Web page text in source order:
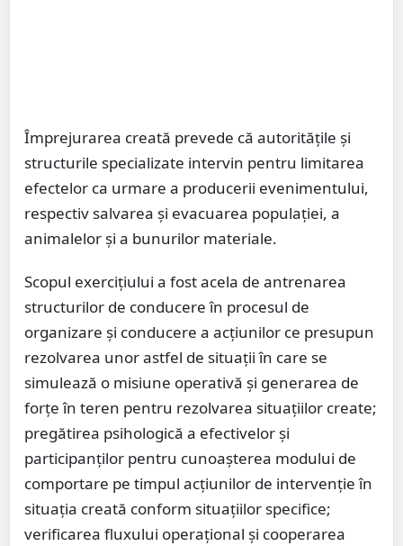
Împrejurarea creată prevede că autoritățile și
structurile specializate intervin pentru limitarea
efectelor ca urmare a producerii evenimentului,
respectiv salvarea și evacuarea populației, a
animalelor și a bunurilor materiale.
Scopul exercițiului a fost acela de antrenarea
structurilor de conducere în procesul de
organizare și conducere a acțiunilor ce presupun
rezolvarea unor astfel de situații în care se
simulează o misiune operativă și generarea de
forțe în teren pentru rezolvarea situațiilor create;
pregătirea psihologică a efectivelor şi
participanţilor pentru cunoaşterea modului de
comportare pe timpul acţiunilor de intervenţie în
situaţia creată conform situaţiilor specifice;
verificarea fluxului operațional și cooperarea